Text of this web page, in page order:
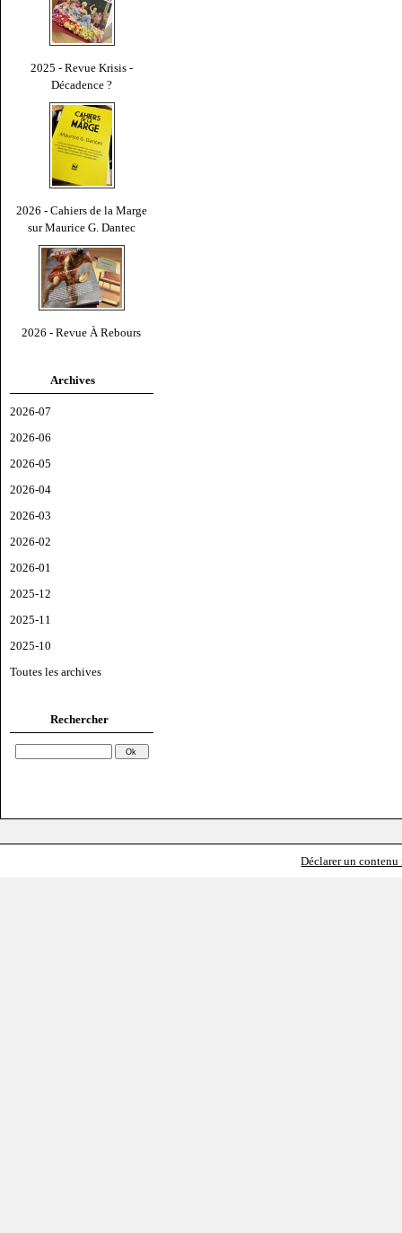
2025 - Revue Krisis -
Décadence ?
2026 - Cahiers de la Marge
sur Maurice G. Dantec
2026 - Revue À Rebours
Archives
2026-07
2026-06
2026-05
2026-04
2026-03
2026-02
2026-01
2025-12
2025-11
2025-10
Toutes les archives
Rechercher
Déclarer un